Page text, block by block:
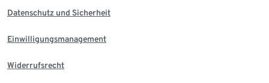
Datenschutz und Sicherheit
Einwilligungsmanagement
Widerrufsrecht